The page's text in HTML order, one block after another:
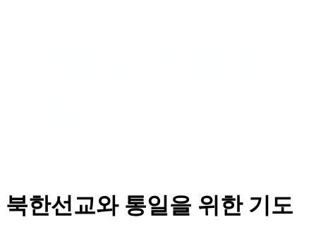
북한선교와 통일을 위한 기도